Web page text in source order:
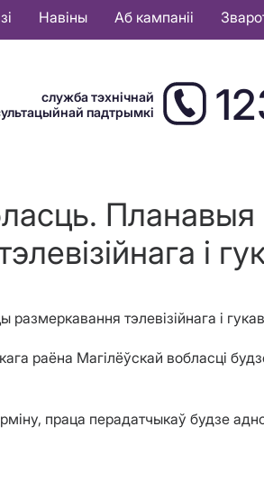
Навіны Аб кампаніі
служба тэхнічнай
падтрымкі
і
тэлевізійнага і
раёна Магілёўскай вобласці
праца перадатчыкаў будзе